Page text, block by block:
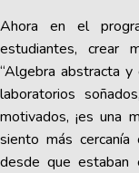
Ahora en el
estudiantes, crear
“Algebra abstracta y
laboratorios
motivados, ¡es una
siento más
desde que estaban